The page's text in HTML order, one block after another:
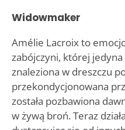
Widowmaker
Amélie Lacroix to
zabójczyni, której
znaleziona w dreszczu
przekondycjonowana
została pozbawiona
w żywą broń. Teraz